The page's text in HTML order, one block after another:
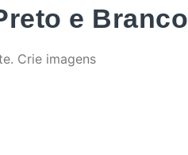
e Branco
Crie imagens